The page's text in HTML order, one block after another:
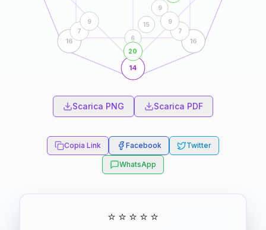
14
16 16
6
15
9
20
7
9
7
9
Scarica PNG Scarica PDF
Copia Link Facebook Twitter
WhatsApp
⭐ ⭐ ⭐ ⭐ ⭐